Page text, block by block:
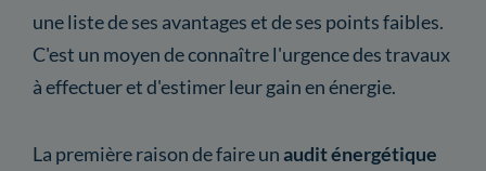
une liste de ses avantages et de ses points faibles.
C'est un moyen de connaître l'urgence des travaux
à effectuer et d'estimer leur gain en énergie.
La première raison de faire unaudit énergétique